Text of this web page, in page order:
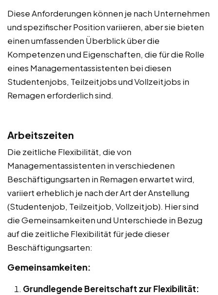
Diese Anforderungen können je nach Unternehmen
und spezifischer Position variieren, aber sie bieten
einen umfassenden Überblick über die
Kompetenzen und Eigenschaften, die für die Rolle
eines Managementassistenten bei diesen
Studentenjobs, Teilzeitjobs und Vollzeitjobs in
Remagen erforderlich sind.
Arbeitszeiten
Die zeitliche Flexibilität, die von
Managementassistenten in verschiedenen
Beschäftigungsarten in Remagen erwartet wird,
variiert erheblich je nach der Art der Anstellung
(Studentenjob, Teilzeitjob, Vollzeitjob). Hier sind
die Gemeinsamkeiten und Unterschiede in Bezug
auf die zeitliche Flexibilität für jede dieser
Beschäftigungsarten:
Gemeinsamkeiten:
Grundlegende Bereitschaft zur Flexibilität: